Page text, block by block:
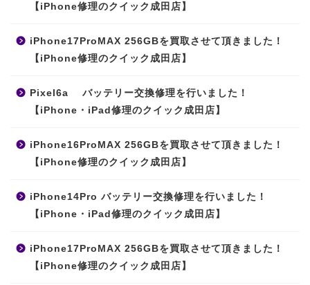
【iPhone修理のクイック成田店】
iPhone17ProMAX 256GBを買取させて頂きました！
【iPhone修理のクイック成田店】
Pixel6a バッテリー交換修理を行いました！
【iPhone・iPad修理のクイック成田店】
iPhone16ProMAX 256GBを買取させて頂きました！
【iPhone修理のクイック成田店】
iPhone14Pro バッテリー交換修理を行いました！
【iPhone・iPad修理のクイック成田店】
iPhone17ProMAX 256GBを買取させて頂きました！
【iPhone修理のクイック成田店】